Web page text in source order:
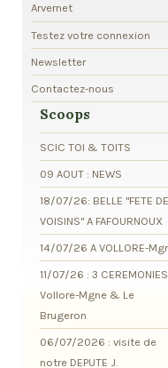
Arvernet
Testez votre connexion
Newsletter
Contactez-nous
Scoops
SCIC TOI & TOITS
09 AOUT : NEWS
18/07/26: BELLE "FETE
VOISINS" A FAFOURNOUX
14/07/26 A VOLLORE-
11/07/26 : 3 CEREMONIES
Vollore-Mgne & Le
Brugeron
06/07/2026 : visite de
notre DEPUTE J.